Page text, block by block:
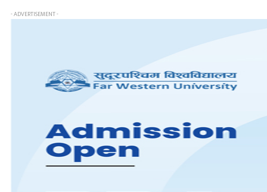
- ADVERTISEMENT -